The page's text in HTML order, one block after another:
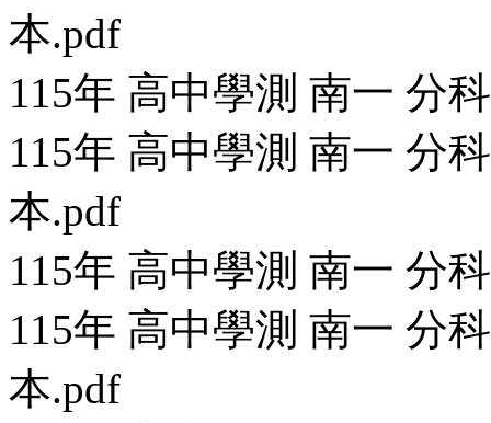
本.pdf
115年 高中學測 南一 分
115年 高中學測 南一 分
本.pdf
115年 高中學測 南一 分
115年 高中學測 南一 分
本.pdf